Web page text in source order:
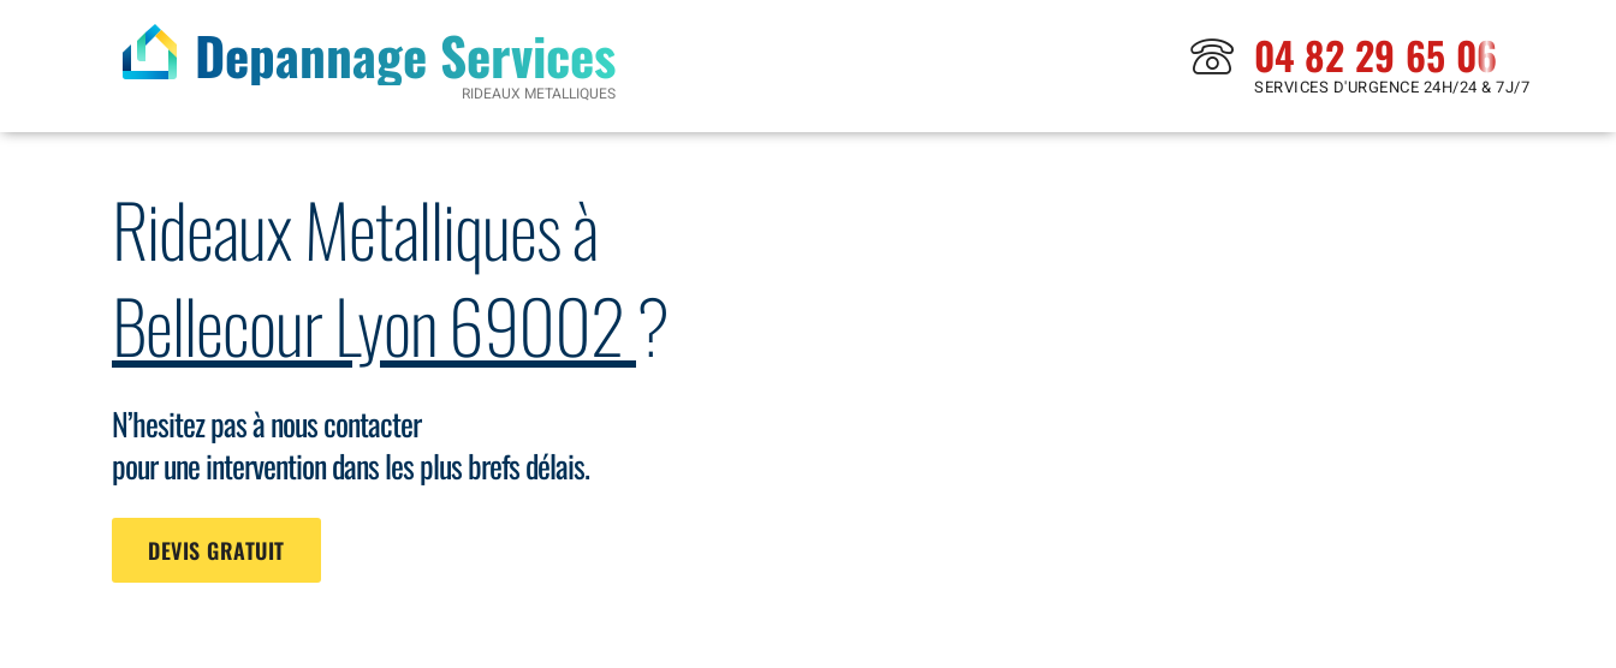
Depannage Services
RIDEAUX METALLIQUES
04 82 29 65 06
SERVICES D'URGENCE 24H/24 & 7J/7
Rideaux Metalliques à
Bellecour Lyon 69002?
N’hesitez pas à nous contacter
pour une intervention dans les plus brefs délais.
DEVIS GRATUIT